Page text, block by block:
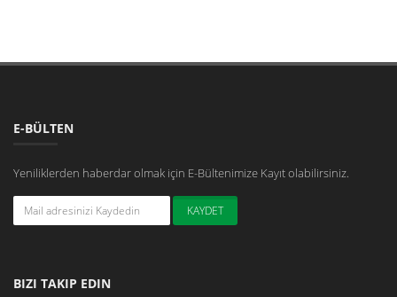
E-BÜLTEN
Yeniliklerden haberdar olmak için E-Bültenimize Kayıt olabilirsiniz.
BIZI TAKIP EDIN